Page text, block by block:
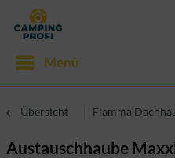
Menü
Übersicht Fiamma
Austauschhaube